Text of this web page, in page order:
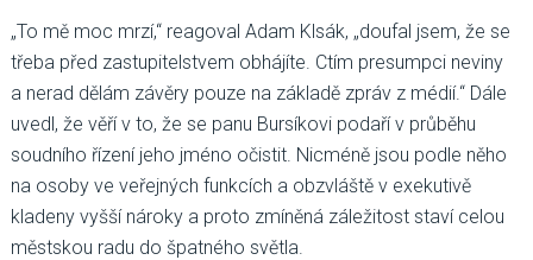
„To mě moc mrzí,“ reagoval Adam Klsák, „doufal jsem, že se
třeba před zastupitelstvem obhájíte. Ctím presumpci neviny
a nerad dělám závěry pouze na základě zpráv z médií.“ Dále
uvedl, že věří v to, že se panu Bursíkovi podaří v průběhu
soudního řízení jeho jméno očistit. Nicméně jsou podle něho
na osoby ve veřejných funkcích a obzvláště v exekutivě
kladeny vyšší nároky a proto zmíněná záležitost staví celou
městskou radu do špatného světla.